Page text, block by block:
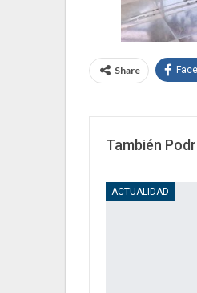
Share
También
ACTUALIDAD